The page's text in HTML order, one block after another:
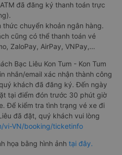
đã đăng ký thanh toán trực
thức chuyển khoản ngân hàng.
cũng có thể thanh toán vé
ZaloPay, AirPay, VNPay,…
Bạc Liêu Kon Tum - Kon Tum
nhắn/email xác nhận thành công
khách đã đăng ký. Đến ngày
tại điểm đón trước 30 phút giờ
Để kiểm tra tình trạng vé xe đi
đã đặt, quý khách vui lòng
vi-VN/booking/ticketinfo
họa bằng hình ảnh tại đây.